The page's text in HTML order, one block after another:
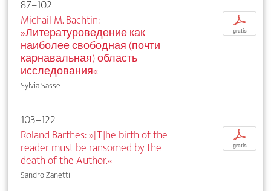
87–102
Michail M. Bachtin:
»Литературоведение как
наиболее свободная (почти
карнавальная) область
исследования«
Sylvia Sasse
p
gratis
103–122
Roland Barthes: »[T]he birth of the
reader must be ransomed by the
death of the Author.«
Sandro Zanetti
p
gratis